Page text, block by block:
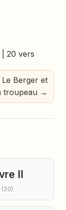
| 20 vers
Berger et
troupeau →
II
(20)